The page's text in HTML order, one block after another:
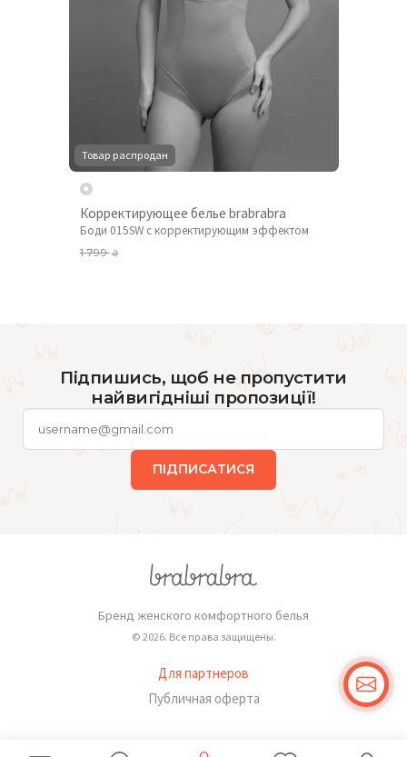
Товар распродан
Корректирующее белье brabrabra
Боди 015SW с корректирующим эффектом
1 799₴
Підпишись, щоб не пропустити
найвигідніші пропозиції!
ПІДПИСАТИСЯ
Бренд женского комфортного белья
© 2026. Все права защищены.
Для партнеров
Публичная оферта